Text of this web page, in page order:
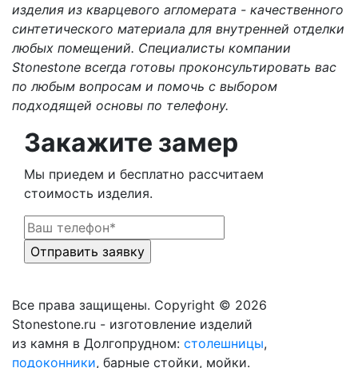
изделия из кварцевого агломерата - качественного
синтетического материала для внутренней отделки
любых помещений. Специалисты компании
Stonestone всегда готовы проконсультировать вас
по любым вопросам и помочь с выбором
подходящей основы по телефону.
Закажите замер
Мы приедем и бесплатно рассчитаем
стоимость изделия.
Все права защищены. Copyright © 2026
Stonestone.ru - изготовление изделий
из камня в Долгопрудном: столешницы,
подоконники, барные стойки, мойки.